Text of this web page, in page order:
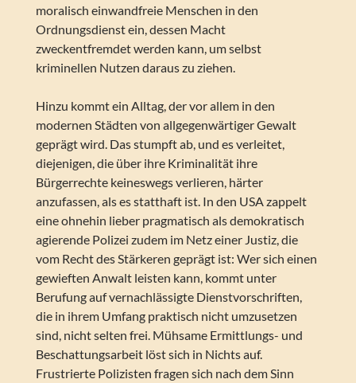
moralisch einwandfreie Menschen in den
Ordnungsdienst ein, dessen Macht
zweckentfremdet werden kann, um selbst
kriminellen Nutzen daraus zu ziehen.
Hinzu kommt ein Alltag, der vor allem in den
modernen Städten von allgegenwärtiger Gewalt
geprägt wird. Das stumpft ab, und es verleitet,
diejenigen, die über ihre Kriminalität ihre
Bürgerrechte keineswegs verlieren, härter
anzufassen, als es statthaft ist. In den USA zappelt
eine ohnehin lieber pragmatisch als demokratisch
agierende Polizei zudem im Netz einer Justiz, die
vom Recht des Stärkeren geprägt ist: Wer sich einen
gewieften Anwalt leisten kann, kommt unter
Berufung auf vernachlässigte Dienstvorschriften,
die in ihrem Umfang praktisch nicht umzusetzen
sind, nicht selten frei. Mühsame Ermittlungs- und
Beschattungsarbeit löst sich in Nichts auf.
Frustrierte Polizisten fragen sich nach dem Sinn